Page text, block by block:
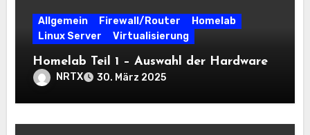
Allgemein Firewall/Router
Homelab
Linux Server
Virtualisierung
Homelab Teil 1 – Auswahl der Hardware
NRTX 30. März 2025